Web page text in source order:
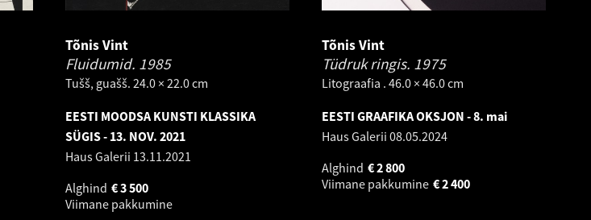
Tõnis Vint
Fluidumid. 1985
Tušš, guašš. 24.0 × 22.0 cm
EESTI MOODSA KUNSTI KLASSIKA
SÜGIS - 13. NOV. 2021
Haus Galerii 13.11.2021
Alghind
3 500
€
Viimane pakkumine
Tõnis Vint
Tüdruk ringis. 1975
Litograafia . 46.0 × 46.0 cm
EESTI GRAAFIKA OKSJON - 8. mai
Haus Galerii 08.05.2024
Alghind
2 800
€
Viimane pakkumine
2 400
€